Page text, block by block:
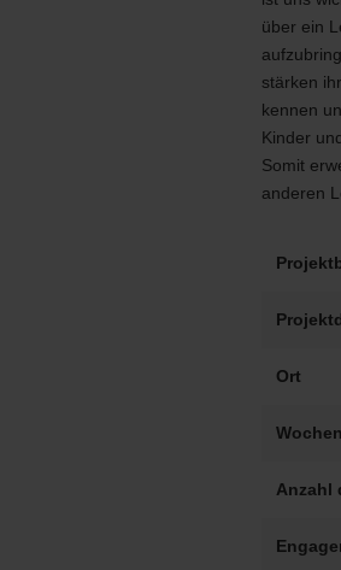
über ein
stärken
kennen
Kinder
Somit
anderen
Ort
Anzahl